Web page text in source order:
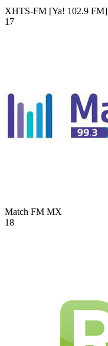
XHTS-FM [Ya! 102.9 FM]
17
Match FM MX
18